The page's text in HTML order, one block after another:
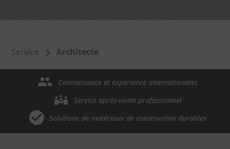
Service Architecte
Connaissance et expérience internationales
Service après-vente professionnel
Solutions de matériaux de construction durables